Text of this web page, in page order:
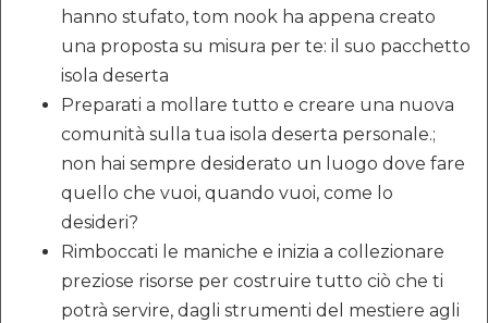
hanno stufato, tom nook ha appena creato
una proposta su misura per te: il suo pacchetto
isola deserta
Preparati a mollare tutto e creare una nuova
comunità sulla tua isola deserta personale.;
non hai sempre desiderato un luogo dove fare
quello che vuoi, quando vuoi, come lo
desideri?
Rimboccati le maniche e inizia a collezionare
preziose risorse per costruire tutto ciò che ti
potrà servire, dagli strumenti del mestiere agli